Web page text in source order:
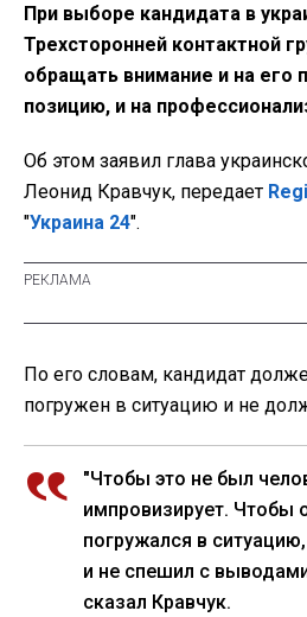
При выборе кандидата в
Трехсторонней контактной
обращать внимание и на его
позицию, и на
Об этом заявил глава
Леонид Кравчук, передает
"Украина 24".
По его словам, кандидат
погружен в ситуацию и не
"Чтобы это не был
импровизирует. Чтобы
погружался в
и не спешил с
сказал Кравчук.